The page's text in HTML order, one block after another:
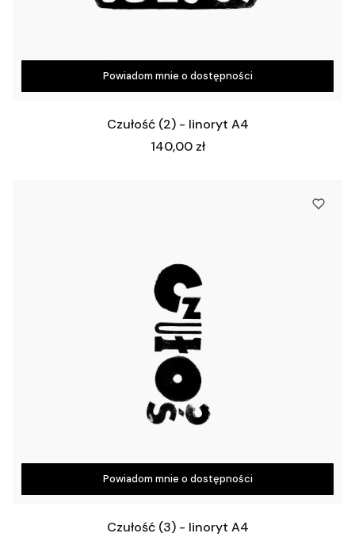
Powiadom mnie o dostępności
Czułość (2) - linoryt A4
Cena
140,00 zł
Powiadom mnie o dostępności
Czułość (3) - linoryt A4